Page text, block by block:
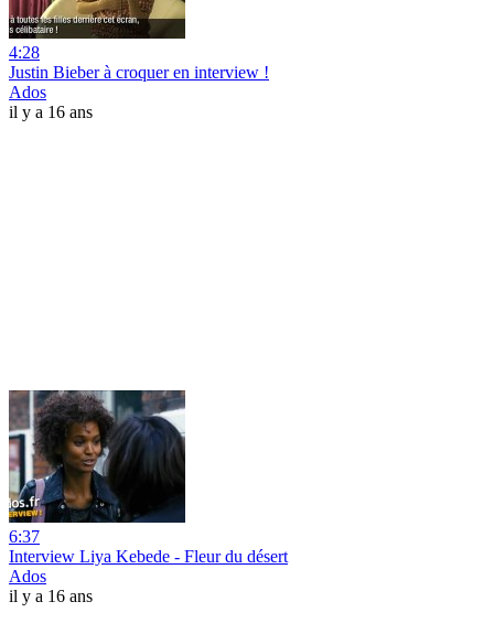
4:28
Justin Bieber à croquer en interview !
Ados
il y a 16 ans
6:37
Interview Liya Kebede - Fleur du désert
Ados
il y a 16 ans